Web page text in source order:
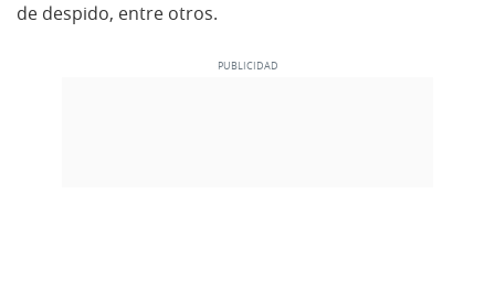
de despido, entre otros.